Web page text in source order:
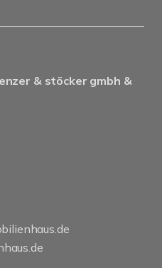
& stöcker gmbh &